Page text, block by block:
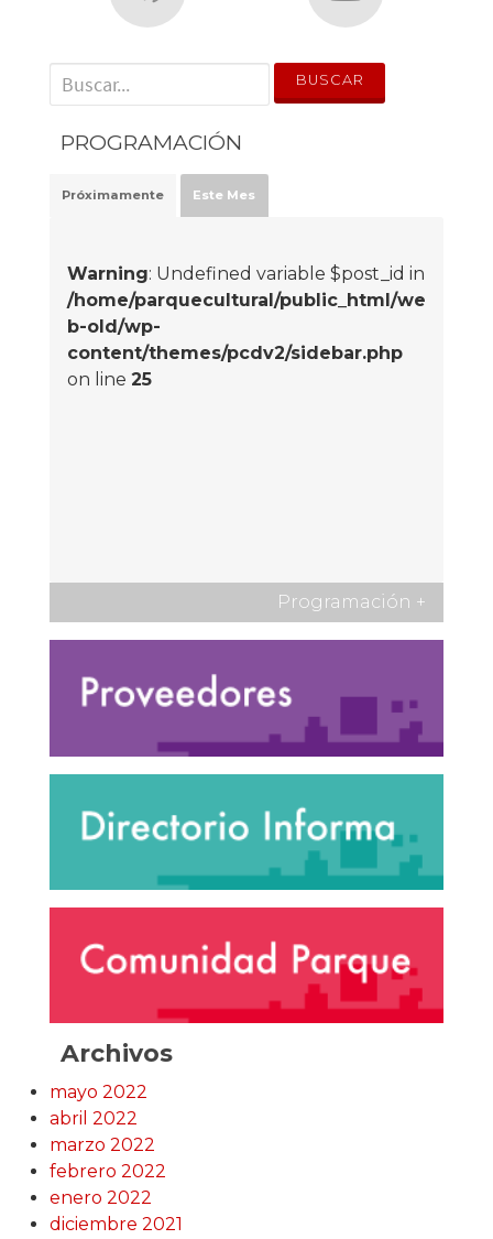
' . __('Search for:') . '
PROGRAMACIÓN
Próximamente Este Mes
Warning: Undefined variable $post_id in
/home/parquecultural/public_html/we
b-old/wp-
content/themes/pcdv2/sidebar.php
on line 25
Programación +
Archivos
mayo 2022
abril 2022
marzo 2022
febrero 2022
enero 2022
diciembre 2021